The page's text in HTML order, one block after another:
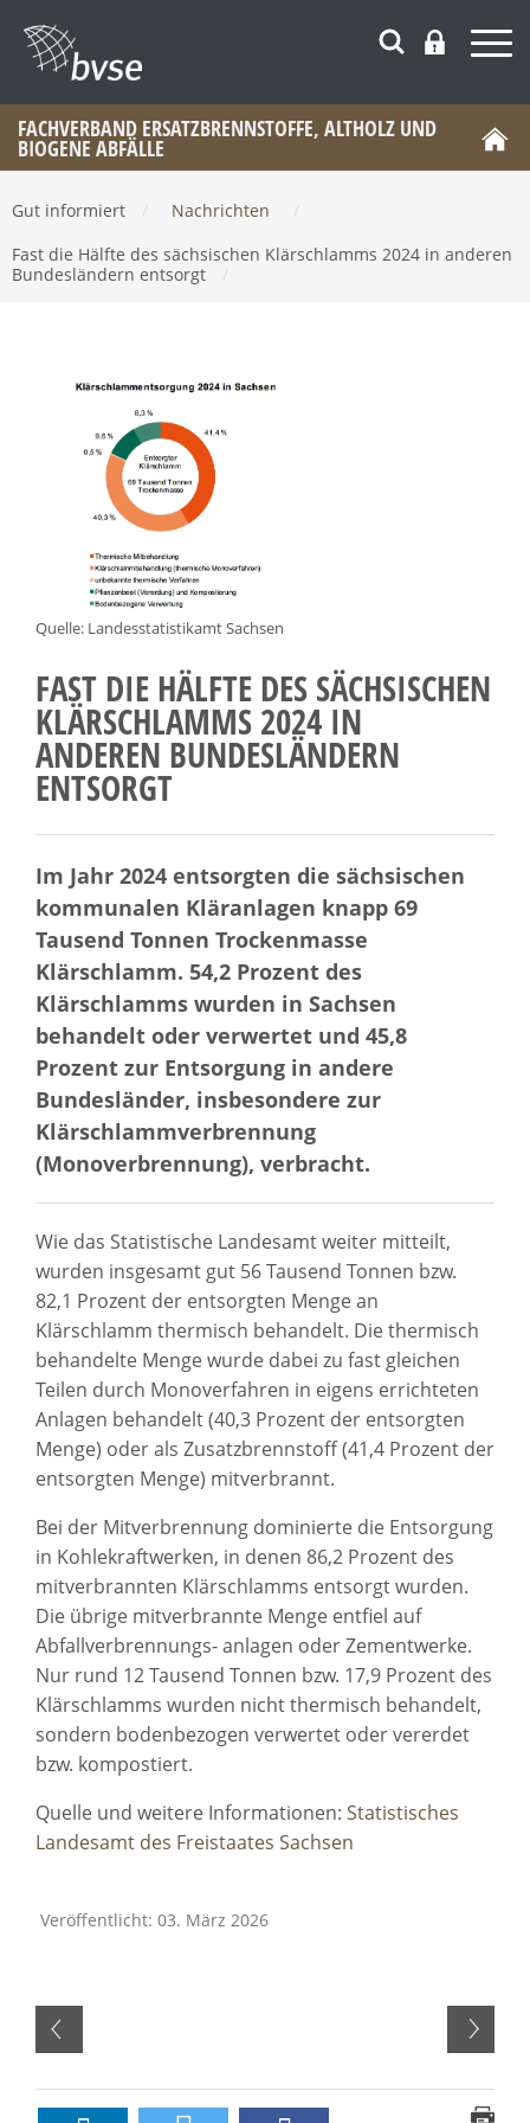
FACHVERBAND ERSATZBRENNSTOFFE, ALTHOLZ UND
BIOGENE ABFÄLLE
Gut informiert Nachrichten
Fast die Hälfte des sächsischen Klärschlamms 2024 in anderen
Bundesländern entsorgt
Quelle: Landesstatistikamt Sachsen
FAST DIE HÄLFTE DES SÄCHSISCHEN
KLÄRSCHLAMMS 2024 IN
ANDEREN BUNDESLÄNDERN
ENTSORGT
Im Jahr 2024 entsorgten die sächsischen
kommunalen Kläranlagen knapp 69
Tausend Tonnen Trockenmasse
Klärschlamm. 54,2 Prozent des
Klärschlamms wurden in Sachsen
behandelt oder verwertet und 45,8
Prozent zur Entsorgung in andere
Bundesländer, insbesondere zur
Klärschlammverbrennung
(Monoverbrennung), verbracht.
Wie das Statistische Landesamt weiter mitteilt,
wurden insgesamt gut 56 Tausend Tonnen bzw.
82,1 Prozent der entsorgten Menge an
Klärschlamm thermisch behandelt. Die thermisch
behandelte Menge wurde dabei zu fast gleichen
Teilen durch Monoverfahren in eigens errichteten
Anlagen behandelt (40,3 Prozent der entsorgten
Menge) oder als Zusatzbrennstoff (41,4 Prozent der
entsorgten Menge) mitverbrannt.
Bei der Mitverbrennung dominierte die Entsorgung
in Kohlekraftwerken, in denen 86,2 Prozent des
mitverbrannten Klärschlamms entsorgt wurden.
Die übrige mitverbrannte Menge entfiel auf
Abfallverbrennungs- anlagen oder Zementwerke.
Nur rund 12 Tausend Tonnen bzw. 17,9 Prozent des
Klärschlamms wurden nicht thermisch behandelt,
sondern bodenbezogen verwertet oder vererdet
bzw. kompostiert.
Quelle und weitere Informationen: Statistisches
Landesamt des Freistaates Sachsen
Veröffentlicht: 03. März 2026